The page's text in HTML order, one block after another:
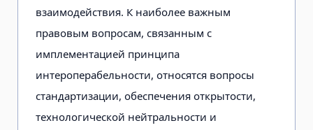
взаимодействия. К наиболее важным
правовым вопросам, связанным с
имплементацией принципа
интероперабельности, относятся вопросы
стандартизации, обеспечения открытости,
технологической нейтральности и